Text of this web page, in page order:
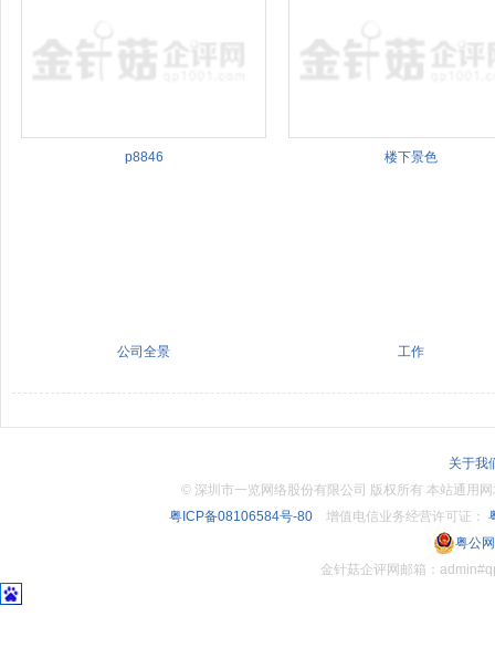
p8846 楼下景色
公司全景 工作
关于我
© 深圳市一览网络股份有限公司 版权所有 本站通
粤ICP备08106584号-80增值电信业务经营许可证：
粤公
金针菇企评网邮箱：